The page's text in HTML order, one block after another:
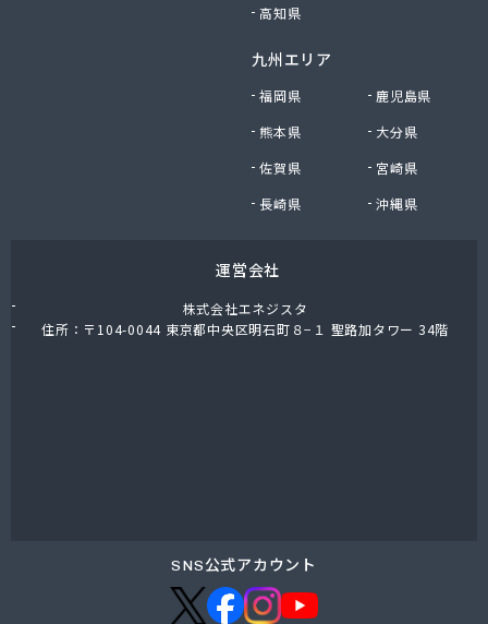
有限会社大内商店ビックイン
鈴与商事株式会社 松本支店 くらしサポート課
高知県
九州エリア
福岡県
鹿児島県
熊本県
大分県
佐賀県
宮崎県
長崎県
沖縄県
運営会社
株式会社エネジスタ
住所：〒104-0044 東京都中央区明石町８−１ 聖路加タワー 34階
SNS公式アカウント